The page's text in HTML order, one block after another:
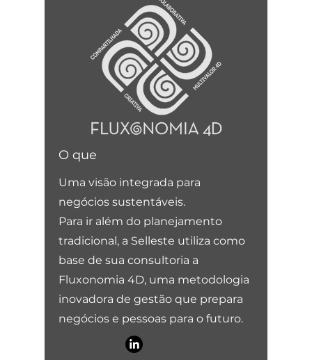
O que
Uma visão integrada para
negócios sustentáveis.
Para ir além do planejamento
tradicional, a Selleste utiliza como
base de sua consultoria a
Fluxonomia 4D, uma metodologia
inovadora de gestão que prepara
negócios e pessoas para o futuro.